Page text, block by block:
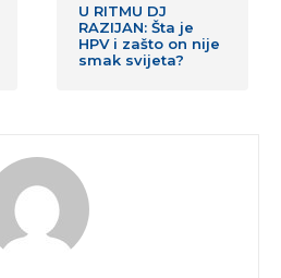
U RITMU DJ
RAZIJAN: Šta je
HPV i zašto on nije
smak svijeta?